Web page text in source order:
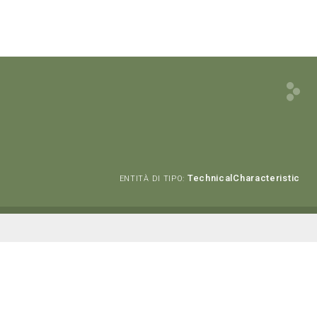
ENTITÀ DI TIPO: TechnicalCharacteristic